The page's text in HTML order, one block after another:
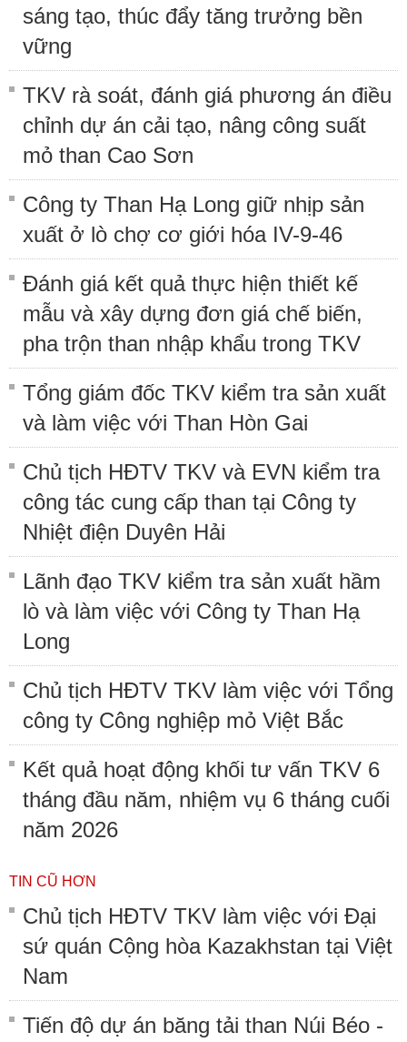
sáng tạo, thúc đẩy tăng trưởng bền
vững
TKV rà soát, đánh giá phương án điều
chỉnh dự án cải tạo, nâng công suất
mỏ than Cao Sơn
Công ty Than Hạ Long giữ nhịp sản
xuất ở lò chợ cơ giới hóa IV-9-46
Đánh giá kết quả thực hiện thiết kế
mẫu và xây dựng đơn giá chế biến,
pha trộn than nhập khẩu trong TKV
Tổng giám đốc TKV kiểm tra sản xuất
và làm việc với Than Hòn Gai
Chủ tịch HĐTV TKV và EVN kiểm tra
công tác cung cấp than tại Công ty
Nhiệt điện Duyên Hải
Lãnh đạo TKV kiểm tra sản xuất hầm
lò và làm việc với Công ty Than Hạ
Long
Chủ tịch HĐTV TKV làm việc với Tổng
công ty Công nghiệp mỏ Việt Bắc
Kết quả hoạt động khối tư vấn TKV 6
tháng đầu năm, nhiệm vụ 6 tháng cuối
năm 2026
TIN CŨ HƠN
Chủ tịch HĐTV TKV làm việc với Đại
sứ quán Cộng hòa Kazakhstan tại Việt
Nam
Tiến độ dự án băng tải than Núi Béo -